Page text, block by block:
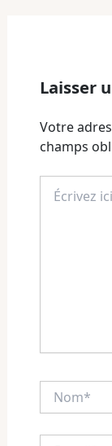
Laisser
Votre
champs
ici…